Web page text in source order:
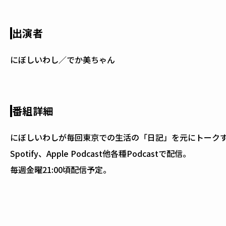
出演者
にぼしいわし／でか美ちゃん
番組詳細
にぼしいわしが毎回東京での生活の「日記」を元にトーク
Spotify、Apple Podcast他各種Podcastで配信。
毎週金曜21:00頃配信予定。